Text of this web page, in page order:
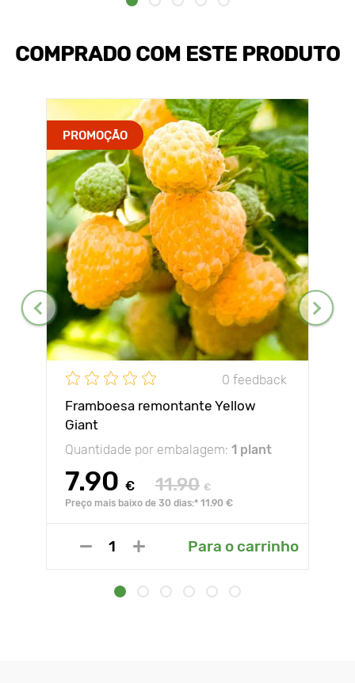
COMPRADO COM ESTE PRODUTO
PROMOÇÃO
0 feedback
Framboesa remontante Yellow
Giant
Quantidade por embalagem: 1 plant
7.90 € 11.90 €
Preço mais baixo de 30 dias:* 11.90 €
Para o carrinho